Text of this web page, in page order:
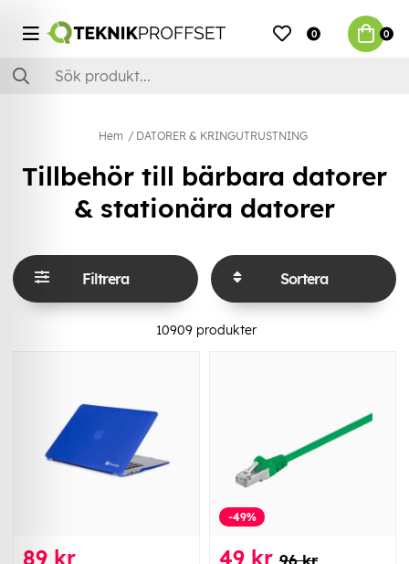
0 0
Hem DATORER & KRINGUTRUSTNING
Tillbehör till bärbara datorer
& stationära datorer
Filtrera Sortera
10909 produkter
89 kr
-49%
49 kr 96 kr